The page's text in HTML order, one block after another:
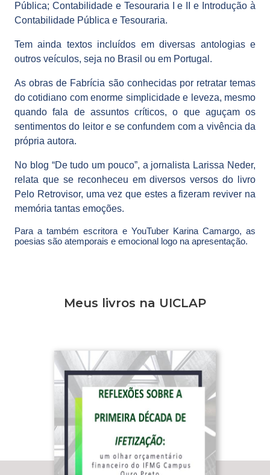
Pública; Contabilidade e Tesouraria I e II e Introdução à
Contabilidade Pública e Tesouraria.
Tem ainda textos incluídos em diversas antologias e
outros veículos, seja no Brasil ou em Portugal.
As obras de Fabrícia são conhecidas por retratar temas
do cotidiano com enorme simplicidade e leveza, mesmo
quando fala de assuntos críticos, o que aguçam os
sentimentos do leitor e se confundem com a vivência da
própria autora.
No blog “De tudo um pouco”, a jornalista Larissa Neder,
relata que se reconheceu em diversos versos do livro
Pelo Retrovisor, uma vez que estes a fizeram reviver na
memória tantas emoções.
Para a também escritora e YouTuber Karina Camargo, as
poesias são atemporais e emocional logo na apresentação.
Meus livros na UICLAP